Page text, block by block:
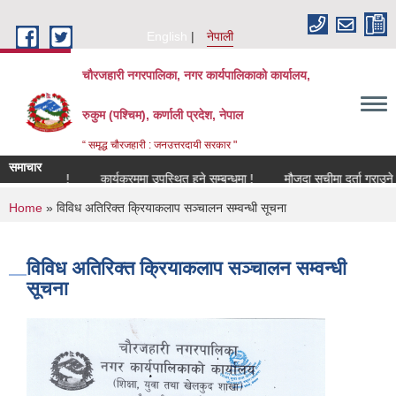
English
नेपाली
चौरजहारी नगरपालिका, नगर कार्यपालिकाको कार्यालय,
रुकुम (पश्चिम), कर्णाली प्रदेश, नेपाल
“ समृद्ध चौरजहारी : जनउत्तरदायी सरकार "
समाचार
कार्यक्रममा उपस्थित हुने सम्बन्धमा ! मौजुदा सूचीमा दर्ता गराउने
You are here
Home » विविध अतिरिक्त क्रियाकलाप सञ्चालन सम्वन्धी सूचना
विविध अतिरिक्त क्रियाकलाप सञ्चालन सम्वन्धी
सूचना